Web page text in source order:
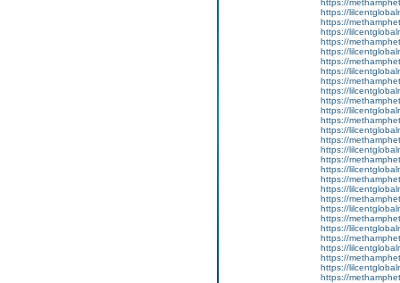
https://
https://
https://
https://
https://
https://
https://
https://
https://
https://
https://
https://
https://
https://
https://
https://
https://
https://
https://
https://
https://
https://
https://
https://
https://
https://
https://
https://
https://